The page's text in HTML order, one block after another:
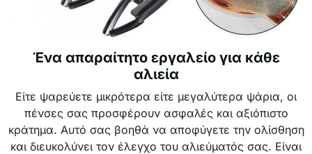
Ένα απαραίτητο εργαλείο για κάθε
αλιεία
Είτε ψαρεύετε μικρότερα είτε μεγαλύτερα ψάρια, οι
πένσες σας προσφέρουν ασφαλές και αξιόπιστο
κράτημα. Αυτό σας βοηθά να αποφύγετε την ολίσθηση
και διευκολύνει τον έλεγχο του αλιεύματός σας. Είναι